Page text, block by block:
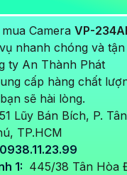
Camera VP-
nhanh chóng và
ty An Thành Phát
cấp hàng chất
sẽ hài lòng.
51 Lũy Bán Bích, P.
TP.HCM
1: 445/38 Tân Hòa